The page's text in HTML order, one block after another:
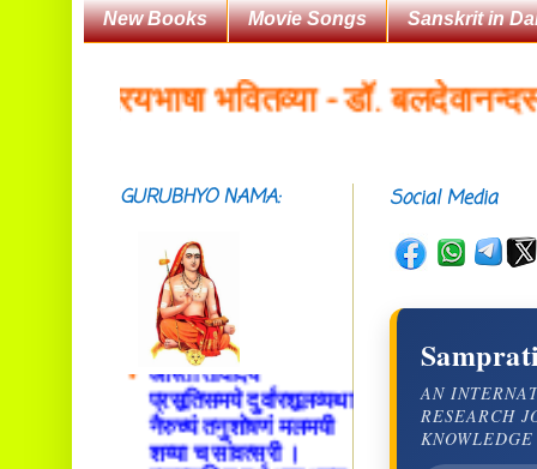
New Books Movie Songs Sanskrit in
भवितव्या - डॉ.
Social Media
AN
RESEARCH
GURUBHYO NAMA:
शङ्कराचार्य मध्यमाम्।
अस्मदाचार्यपर्यन्तां
वन्दे गुरु परम्पराम् ॥
आस्तां तावदियं
प्रसूतिसमये दुर्वारशूलव्यथा
नैरुच्यं तनुशोषणं मलमयी
शय्या च सांवत्सरी ।
एकस्यापि न गर्भ-भार-भरण-